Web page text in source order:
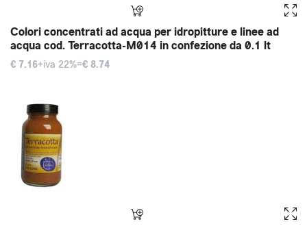
Colori concentrati ad acqua per idropitture e linee ad
acqua cod. Terracotta-M014 in confezione da 0.1 lt
€ 7.16+iva 22%=€ 8.74